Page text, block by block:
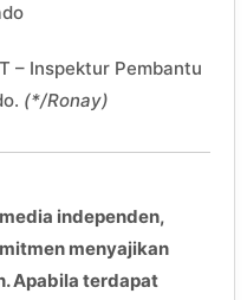
– Inspektur Pembantu
(*/Ronay)
independen,
menyajikan
Apabila terdapat